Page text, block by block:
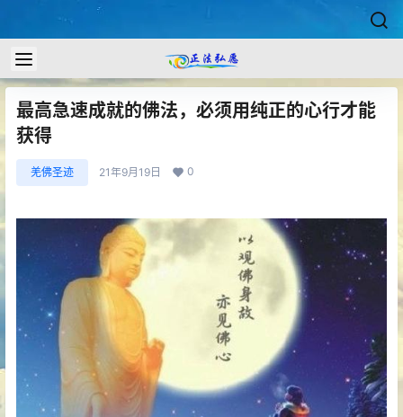
最高急速成就的佛法，必须用纯正的心行才能
获得
羌佛圣迹 21年9月19日 0